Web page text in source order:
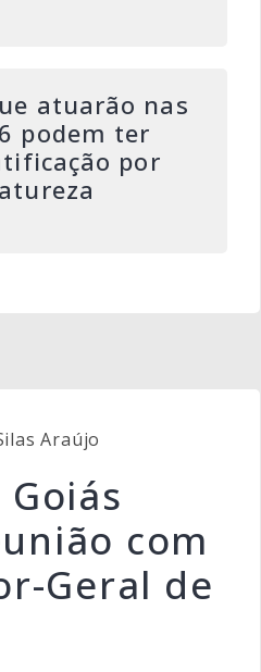
atuarão nas
podem ter
por
Araújo
com
Geral de